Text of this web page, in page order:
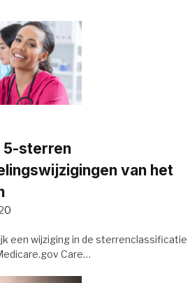
5-sterren
van het
0
een wijziging in de sterrenclassificatie
Care…